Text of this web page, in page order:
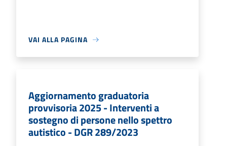
VAI ALLA PAGINA
Aggiornamento graduatoria
provvisoria 2025 - Interventi a
sostegno di persone nello spettro
autistico - DGR 289/2023